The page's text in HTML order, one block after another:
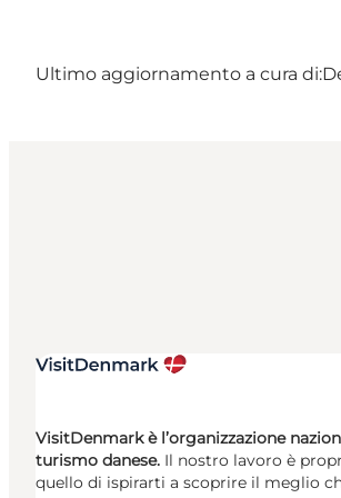
Ultimo aggiornamento a cura di:
VisitDenmark è l’organizzazione
turismo danese. Il nostro lavoro è
quello di ispirarti a scoprire il meglio